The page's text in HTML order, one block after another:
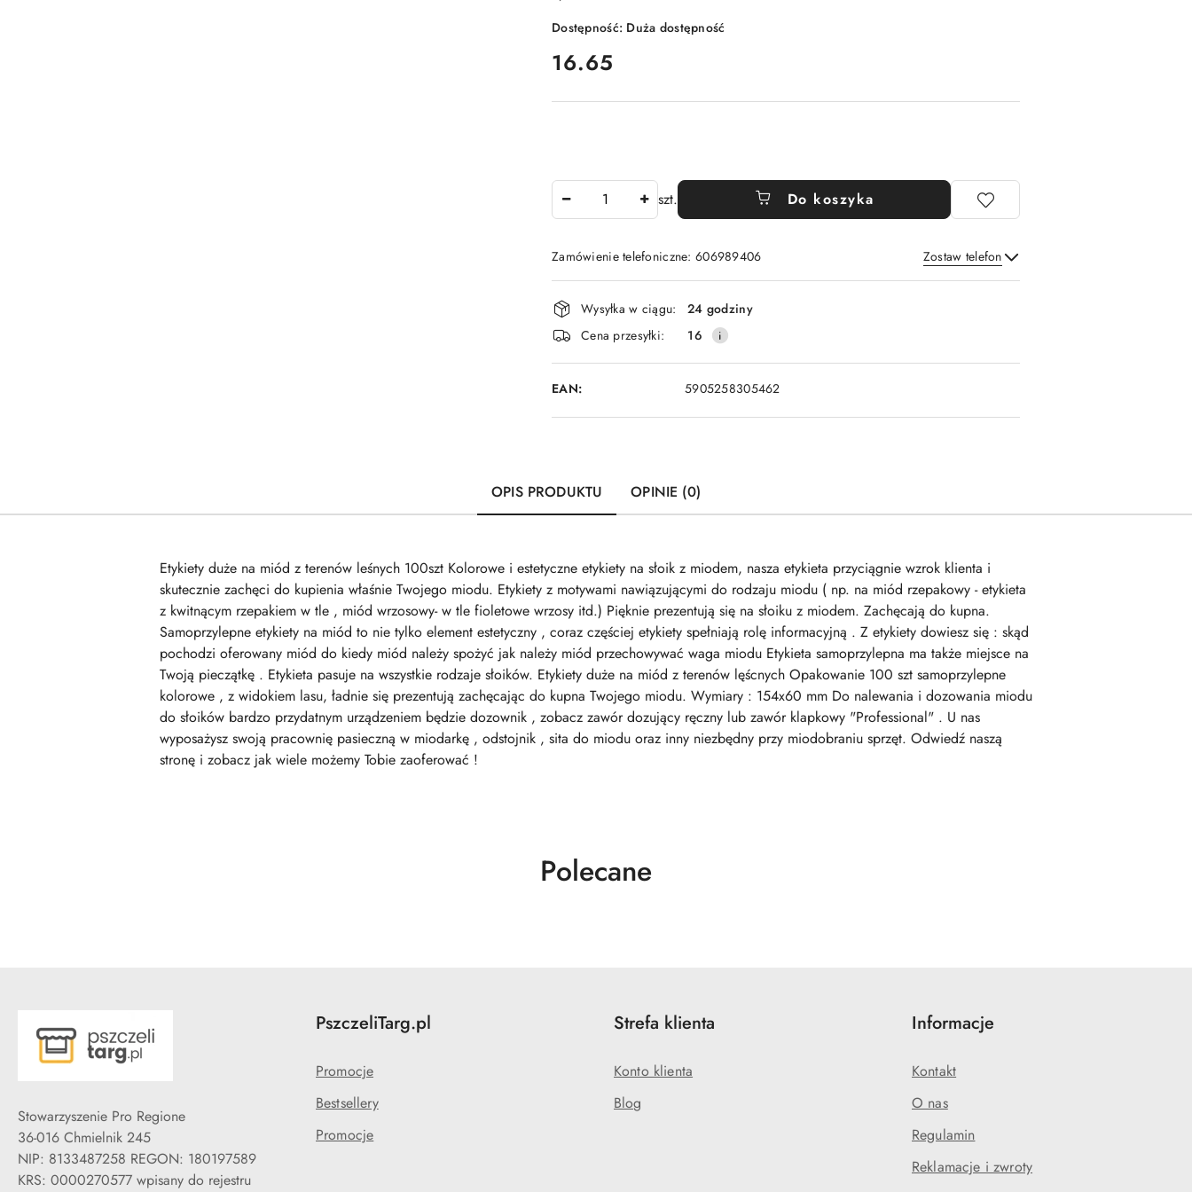
Dostępność: Duża dostępność
cena:
16.65
szt. Do koszyka
Zamówienie telefoniczne: 606989406 Zostaw telefon
Wyślij
Dostępność
i
dostawa
Wysyłka w ciągu:
24 godziny
Cena przesyłki:
16
EAN: 5905258305462
OPIS PRODUKTU OPINIE (0)
Etykiety duże na miód z terenów leśnych 100szt Kolorowe i estetyczne etykiety na słoik z miodem, nasza etykieta przyciągnie wzrok klienta i
skutecznie zachęci do kupienia właśnie Twojego miodu. Etykiety z motywami nawiązującymi do rodzaju miodu ( np. na miód rzepakowy - etykieta
z kwitnącym rzepakiem w tle , miód wrzosowy- w tle fioletowe wrzosy itd.) Pięknie prezentują się na słoiku z miodem. Zachęcają do kupna.
Samoprzylepne etykiety na miód to nie tylko element estetyczny , coraz częściej etykiety spełniają rolę informacyjną . Z etykiety dowiesz się : skąd
pochodzi oferowany miód do kiedy miód należy spożyć jak należy miód przechowywać waga miodu Etykieta samoprzylepna ma także miejsce na
Twoją pieczątkę . Etykieta pasuje na wszystkie rodzaje słoików. Etykiety duże na miód z terenów lęścnych Opakowanie 100 szt samoprzylepne
kolorowe , z widokiem lasu, ładnie się prezentują zachęcając do kupna Twojego miodu. Wymiary : 154x60 mm Do nalewania i dozowania miodu
do słoików bardzo przydatnym urządzeniem będzie dozownik , zobacz zawór dozujący ręczny lub zawór klapkowy "Professional" . U nas
wyposażysz swoją pracownię pasieczną w miodarkę , odstojnik , sita do miodu oraz inny niezbędny przy miodobraniu sprzęt. Odwiedź naszą
stronę i zobacz jak wiele możemy Tobie zaoferować !
Produkty
Polecane
Stowarzyszenie Pro Regione
36-016 Chmielnik 245
NIP: 8133487258 REGON: 180197589
KRS: 0000270577 wpisany do rejestru
PszczeliTarg.pl
Promocje
Bestsellery
Promocje
Strefa klienta
Konto klienta
Blog
Informacje
Kontakt
O nas
Regulamin
Reklamacje i zwroty